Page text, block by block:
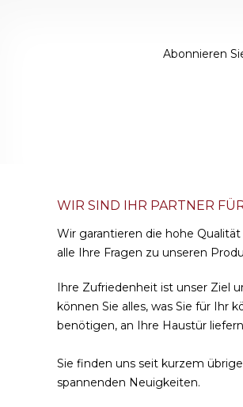
Abonnieren
WIR SIND IHR PARTNER
Wir garantieren die hohe
alle Ihre Fragen zu unseren
Ihre Zufriedenheit ist unser Ziel
können Sie alles, was Sie für Ihr
benötigen, an Ihre Haustür
Sie finden uns seit kurzem
spannenden Neuigkeiten.